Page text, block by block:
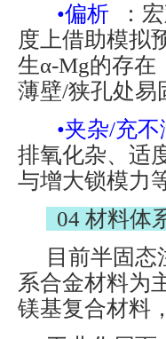
•偏析
：
度上借助模拟
生α-Mg的存在
薄壁/狭孔处易
•夹杂/充不
排氧化杂、适
与增大锁模力
04 材料体
目前半固
系合金材料为
镁基复合材料